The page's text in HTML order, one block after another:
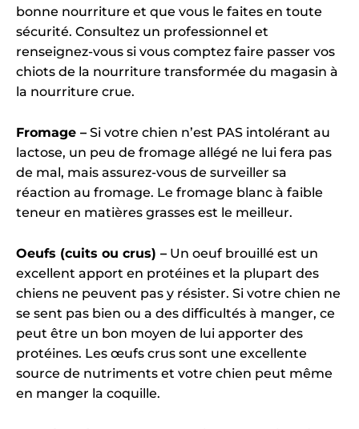
bonne nourriture et que vous le faites en toute
sécurité. Consultez un professionnel et
renseignez-vous si vous comptez faire passer vos
chiots de la nourriture transformée du magasin à
la nourriture crue.
Fromage – Si votre chien n’est PAS intolérant au
lactose, un peu de fromage allégé ne lui fera pas
de mal, mais assurez-vous de surveiller sa
réaction au fromage. Le fromage blanc à faible
teneur en matières grasses est le meilleur.
Oeufs (cuits ou crus) – Un oeuf brouillé est un
excellent apport en protéines et la plupart des
chiens ne peuvent pas y résister. Si votre chien ne
se sent pas bien ou a des difficultés à manger, ce
peut être un bon moyen de lui apporter des
protéines. Les œufs crus sont une excellente
source de nutriments et votre chien peut même
en manger la coquille.